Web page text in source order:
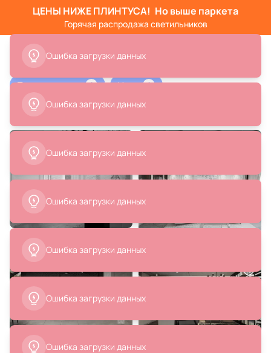
ЦЕНЫ НИЖЕ ПЛИНТУСА! Но выше паркета
Горячая распродажа светильников
Тип помещения 1 Цвет 1
Черно-белый дизайн офиса
Ошибка загрузки данных
Ошибка загрузки данных
Ошибка загрузки данных
Ошибка загрузки данных
Ошибка загрузки данных
Ошибка загрузки данных
Ошибка загрузки данных